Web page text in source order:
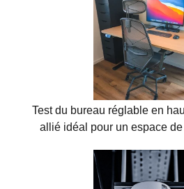
Test du bureau réglable en
allié idéal pour un espace